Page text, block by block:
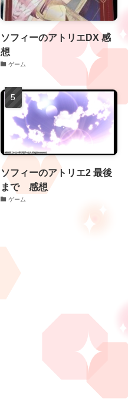
ソフィーのアトリエDX 感
想
ゲーム
ソフィーのアトリエ2 最後
まで 感想
ゲーム